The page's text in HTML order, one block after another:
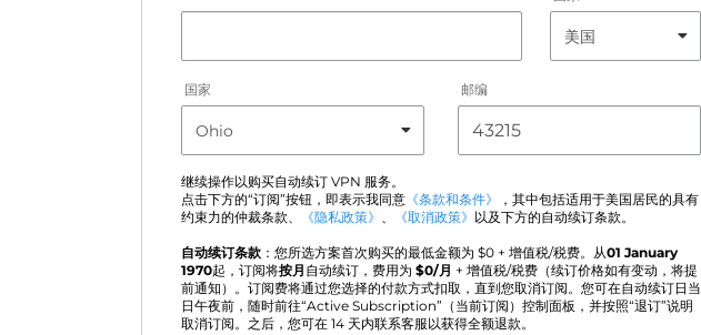
国家 邮编
继续操作以购买自动续订 VPN 服务。
点击下方的“订阅”按钮，即表示我同意 《条款和条件》
，其中包括适用于美国居民的具有
约束力的仲裁条款、
《隐私政策》 、 《取消政策》 以及下方的自动续订条款。
自动续订条款 ：您所选方案首次购买的最低金额为 $0 + 增值税/税费。从01 January
1970起，订阅将按月 自动续订，费用为 $0/月 + 增值税/税费（续订价格如有变动，将提
前通知）。订阅费将通过您选择的付款方式扣取，直到您取消订阅。您可在自动续订日当
日午夜前，随时前往“Active Subscription”（当前订阅）控制面板，并按照“退订”说明
取消订阅。之后，您可在 14 天内联系客服以获得全额退款。